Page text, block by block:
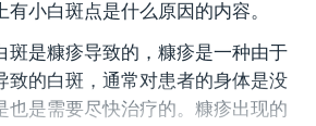
小白斑点是什么原因的内容。
斑是糠疹导致的，糠疹是一种由于
致的白斑，通常对患者的身体是没
也是需要尽快治疗的。糠疹出现的